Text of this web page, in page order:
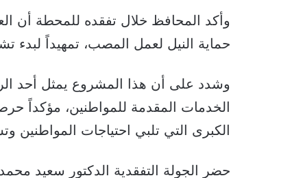
وأكد المحافظ خلال تفقده للمحطة أن
حماية النيل لعمل المصب، تمهيداً
وشدد على أن هذا المشروع يمثل أحد
الخدمات المقدمة للمواطنين، مؤكداً
الكبرى التي تلبي احتياجات المواطنين
حضر الجولة التفقدية الدكتور سعيد